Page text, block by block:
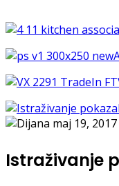
maj 19, 2017
Istraživanje